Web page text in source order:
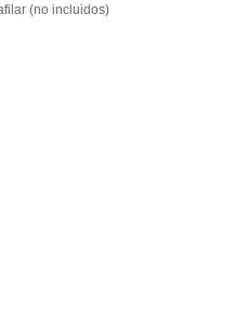
(no incluidos)